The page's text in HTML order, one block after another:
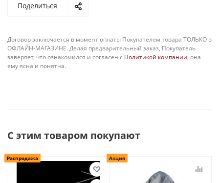
Поделиться
Договор заключается в момент оплаты Покупателем товара ТОЛЬКО в
ОФЛАЙН-МАГАЗИНЕ. Делая предварительный заказ, Покупатель
заверяет, что ознакомился и согласен с Политикой компании, она
ему ясна и понятна.
С этим товаром покупают
Распродажа Акция